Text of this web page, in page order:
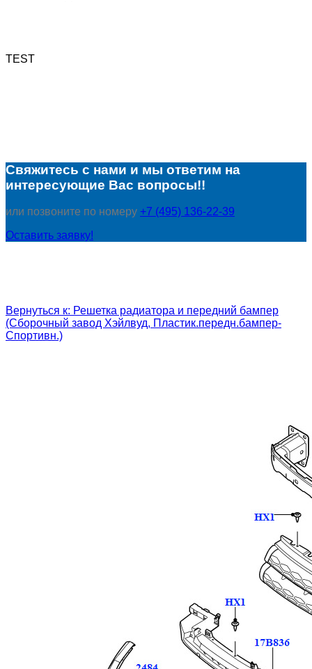
TEST
Свяжитесь с нами и мы ответим на
интересующие Вас вопросы!!
или позвоните по номеру +7 (495) 136-22-39
Оставить заявку!
Вернуться к: Решетка радиатора и передний бампер
(Сборочный завод Хэйлвуд, Пластик.передн.бампер-
Спортивн.)